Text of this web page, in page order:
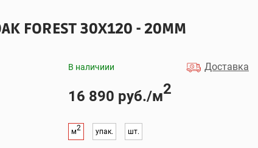
FOREST 30X120 - 20MM
В наличиии Доставка
16 890 руб./м2
м2 упак. шт.